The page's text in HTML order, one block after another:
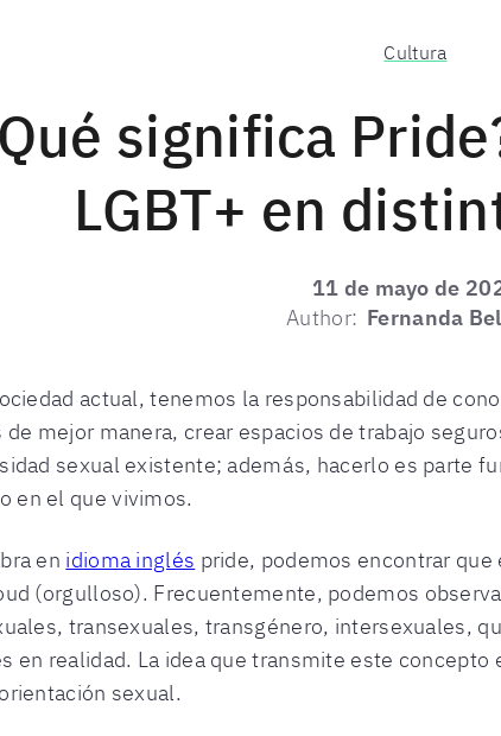
Cultura
significa
LGBT+ en
11 de mayo de
Author: Fernanda
actual, tenemos la responsabilidad de
de mejor manera, crear espacios de trabajo
sexual existente; además, hacerlo es parte
en el que vivimos.
en idioma inglés pride, podemos encontrar
(orgulloso). Frecuentemente, podemos
transexuales, transgénero, intersexuales,
en realidad. La idea que transmite este
sexual.